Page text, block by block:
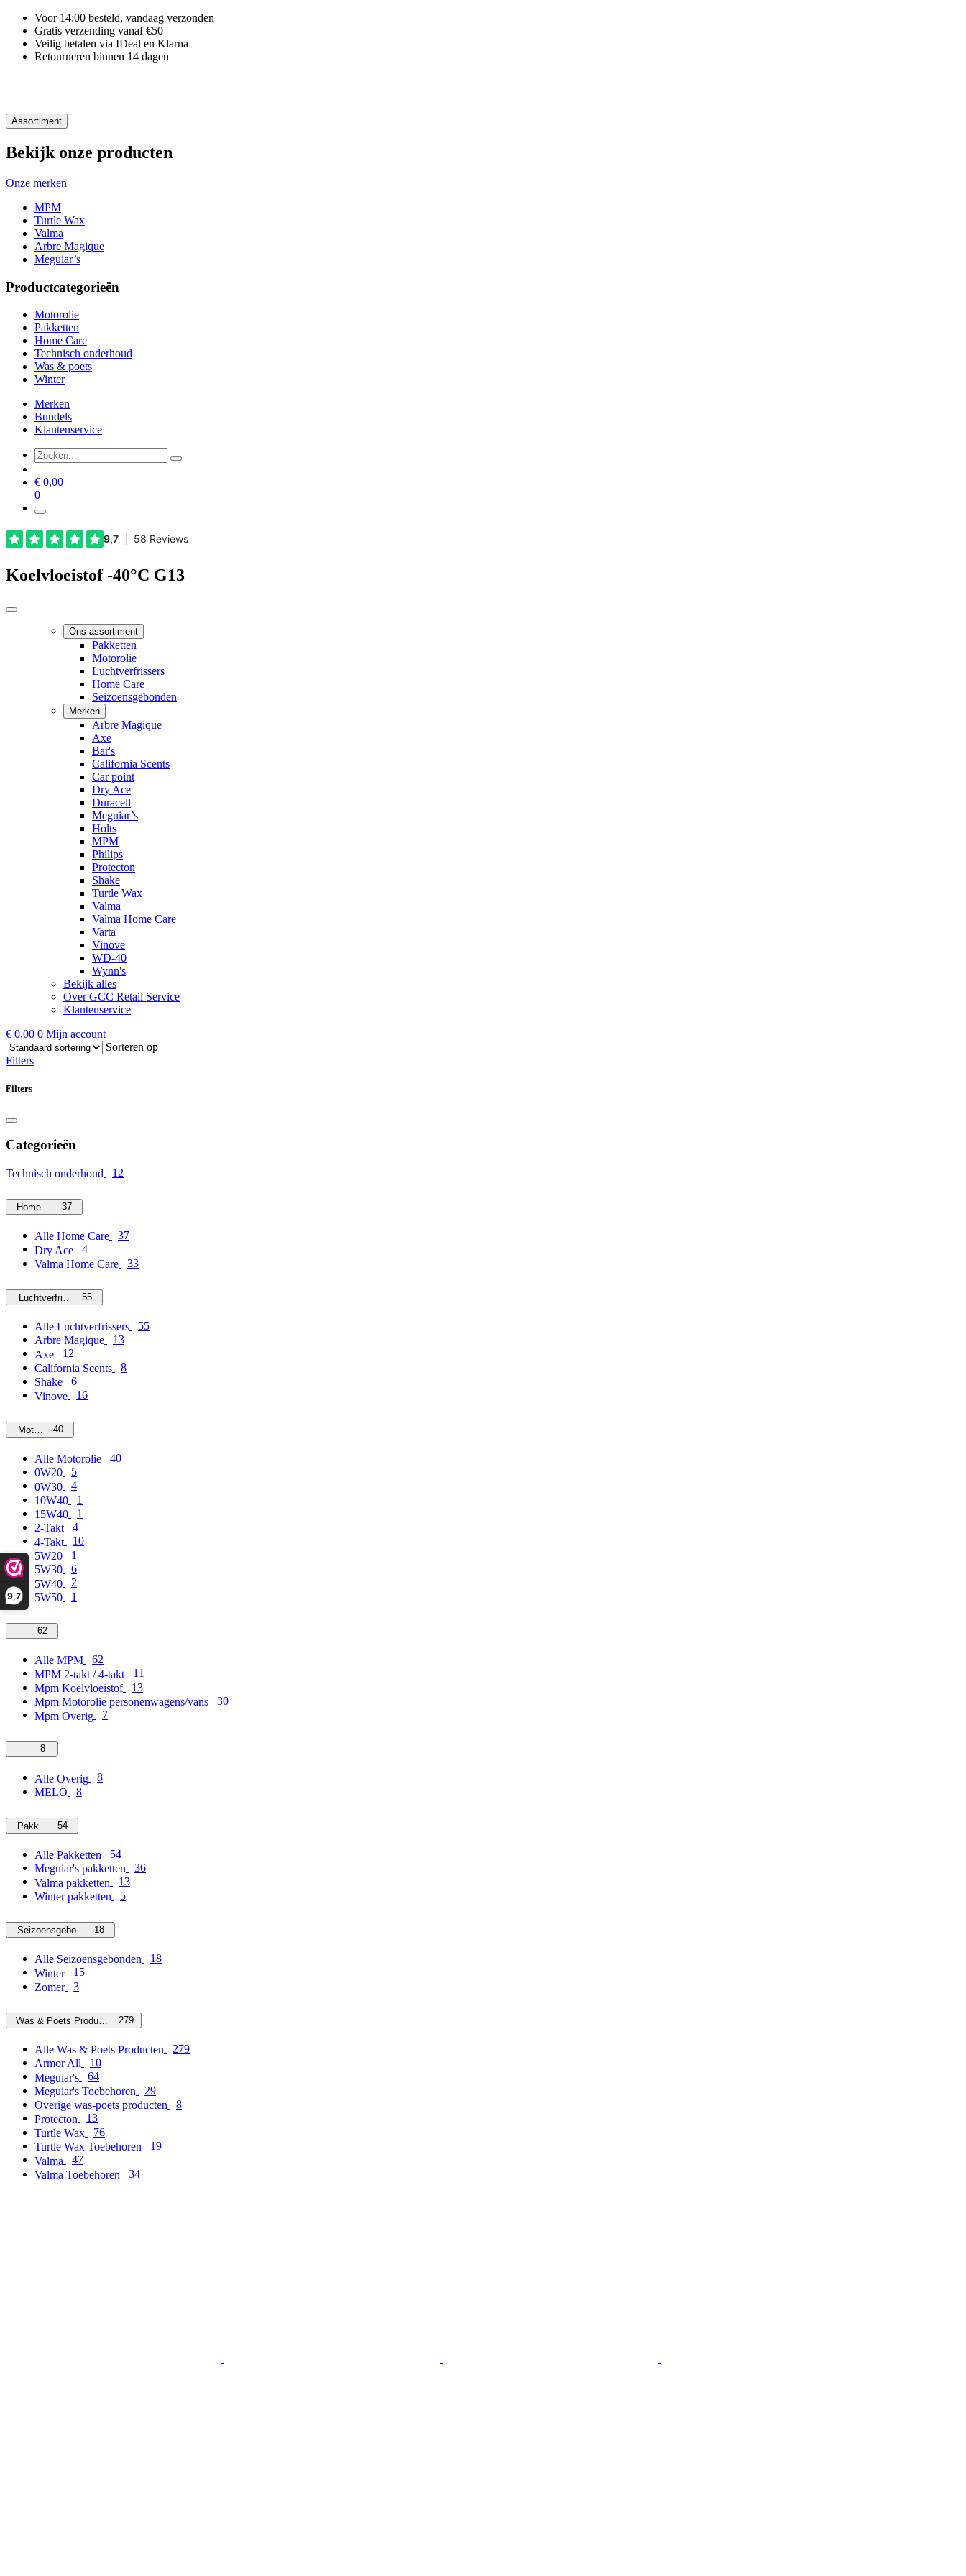
9,7
Voor 14:00 besteld, vandaag verzonden
Gratis verzending vanaf €50
Veilig betalen via IDeal en Klarna
Retourneren binnen 14 dagen
Assortiment
Bekijk onze producten
Onze merken
MPM
Turtle Wax
Valma
Arbre Magique
Meguiar’s
Productcategorieën
Motorolie
Pakketten
Home Care
Technisch onderhoud
Was & poets
Winter
Merken
Bundels
Klantenservice
€ 0,00
0
Koelvloeistof -40°C G13
Ons assortiment
Pakketten
Motorolie
Luchtverfrissers
Home Care
Seizoensgebonden
Merken
Arbre Magique
Axe
Bar's
California Scents
Car point
Dry Ace
Duracell
Meguiar’s
Holts
MPM
Philips
Protecton
Shake
Turtle Wax
Valma
Valma Home Care
Varta
Vinove
WD-40
Wynn's
Bekijk alles
Over GCC Retail Service
Klantenservice
€ 0,00 0 Mijn account
Sorteren op
Filters
Filters
Categorieën
Technisch onderhoud 12
Home Care37
Alle Home Care
37
Dry Ace
4
Valma Home Care
33
Luchtverfrissers55
Alle Luchtverfrissers
55
Arbre Magique
13
Axe
12
California Scents
8
Shake
6
Vinove
16
Motorolie40
Alle Motorolie
40
0W20
5
0W30
4
10W40
1
15W40
1
2-Takt
4
4-Takt
10
5W20
1
5W30
6
5W40
2
5W50
1
MPM62
Alle MPM
62
MPM 2-takt / 4-takt
11
Mpm Koelvloeistof
13
Mpm Motorolie personenwagens/vans
30
Mpm Overig
7
Overig
8
Alle Overig
8
MELO
8
Pakketten54
Alle Pakketten
54
Meguiar's pakketten
36
Valma pakketten
13
Winter pakketten
5
Seizoensgebonden18
Alle Seizoensgebonden
18
Winter
15
Zomer
3
Was & Poets Producten 279
Alle Was & Poets Producten
279
Armor All
10
Meguiar's
64
Meguiar's Toebehoren
29
Overige was-poets producten
8
Protecton
13
Turtle Wax
76
Turtle Wax Toebehoren
19
Valma
47
Valma Toebehoren
34